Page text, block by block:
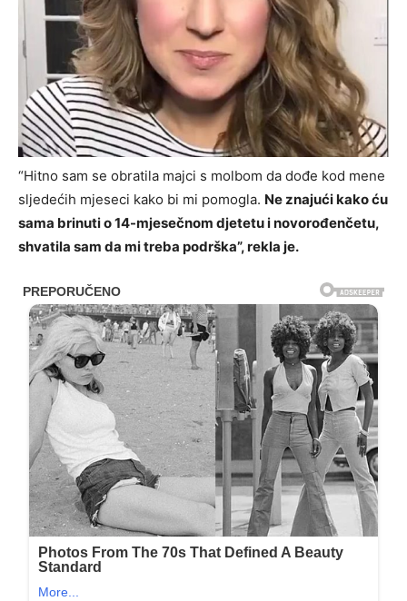
“Hitno sam se obratila majci s molbom da dođe kod mene
sljedećih mjeseci kako bi mi pomogla. Ne znajući kako ću
sama brinuti o 14-mjesečnom djetetu i novorođenčetu,
shvatila sam da mi treba podrška”, rekla je.